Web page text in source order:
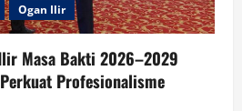
Ogan Ilir
Masa Bakti 2026–2029
Profesionalisme